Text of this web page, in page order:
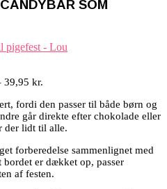
SOM
39,95 kr.
fordi den passer til både børn og
går direkte efter chokolade eller
der lidt til alle.
forberedelse sammenlignet med
bordet er dækket op, passer
af festen.